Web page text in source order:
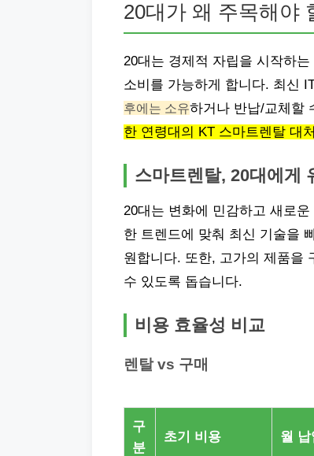
20대가 왜 주목해야
20대는 경제적 자립을 시작하
소비를 가능하게 합니다. 최신
후에는 소유하거나 반납/교체할
한 연령대의 KT 스마트렌탈 대
스마트렌탈, 20대에게
20대는 변화에 민감하고 새로
한 트렌드에 맞춰 최신 기술을
원합니다. 또한, 고가의 제품을
수 있도록 돕습니다.
비용 효율성 비교
렌탈 vs 구매
구
분
초기 비용 월 납